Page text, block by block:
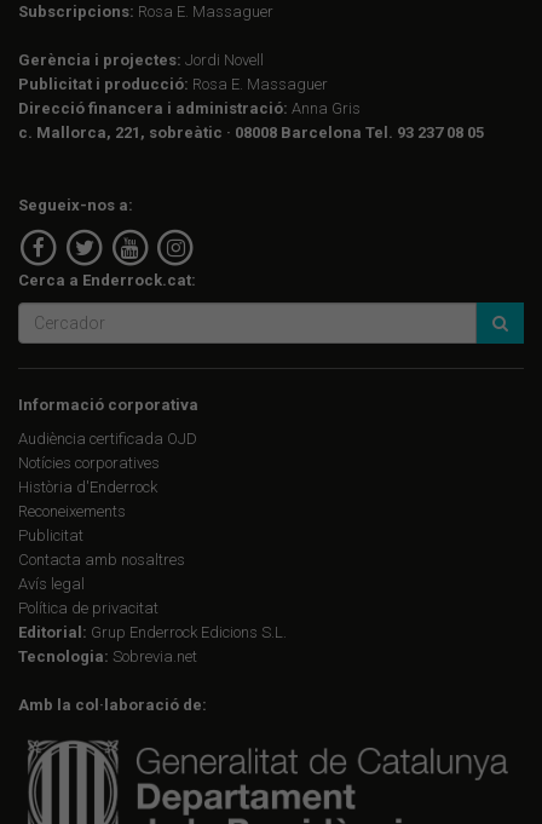
Subscripcions: Rosa E. Massaguer
Gerència i projectes: Jordi Novell
Publicitat i producció: Rosa E. Massaguer
Direcció financera i administració: Anna Gris
c. Mallorca, 221, sobreàtic · 08008 Barcelona Tel. 93 237 08 05
Segueix-nos a:
Cerca a Enderrock.cat:
Informació corporativa
Audiència certificada OJD
Notícies corporatives
Història d'Enderrock
Reconeixements
Publicitat
Contacta amb nosaltres
Avís legal
Política de privacitat
Editorial: Grup Enderrock Edicions S.L.
Tecnologia: Sobrevia.net
Amb la col·laboració de: